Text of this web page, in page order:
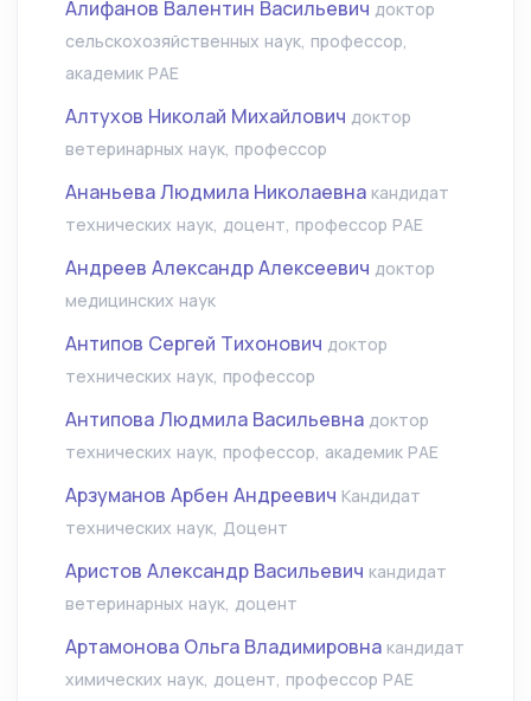
Алифанов Валентин Васильевич доктор
сельскохозяйственных наук, профессор,
академик РАЕ
Алтухов Николай Михайлович доктор
ветеринарных наук, профессор
Ананьева Людмила Николаевна кандидат
технических наук, доцент, профессор РАЕ
Андреев Александр Алексеевич доктор
медицинских наук
Антипов Сергей Тихонович доктор
технических наук, профессор
Антипова Людмила Васильевна доктор
технических наук, профессор, академик РАЕ
Арзуманов Арбен Андреевич Кандидат
технических наук, Доцент
Аристов Александр Васильевич кандидат
ветеринарных наук, доцент
Артамонова Ольга Владимировна кандидат
химических наук, доцент, профессор РАЕ